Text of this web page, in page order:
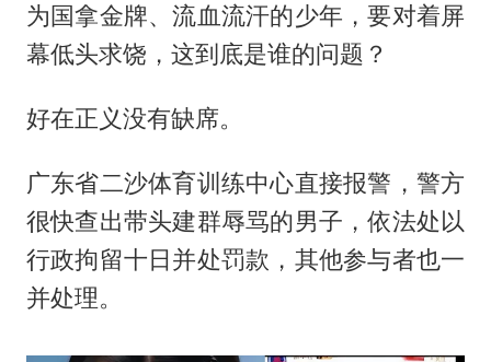
为国拿金牌、流血流汗的少年，要对着屏
幕低头求饶，这到底是谁的问题？
好在正义没有缺席。
广东省二沙体育训练中心直接报警，警方
很快查出带头建群辱骂的男子，依法处以
行政拘留十日并处罚款，其他参与者也一
并处理。